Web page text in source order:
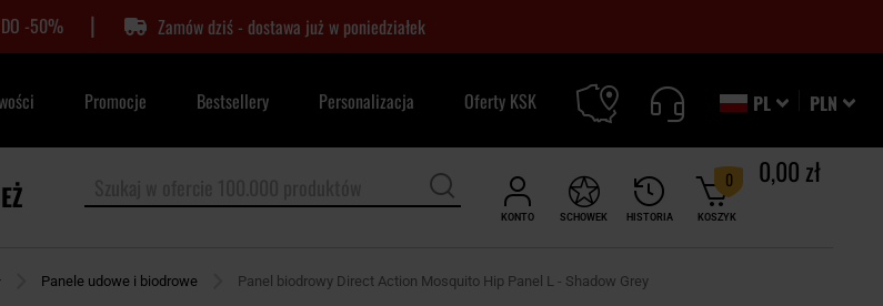
DO -50% | Zamów dziś - dostawa już w poniedziałek
PLN
PL
Promocje Bestsellery Personalizacja Oferty KSK
KONTO HISTORIA
SCHOWEK KOSZYK
0 0,00 zł
Panele udowe i biodrowe Panel biodrowy Direct Action Mosquito Hip Panel L - Shadow Grey